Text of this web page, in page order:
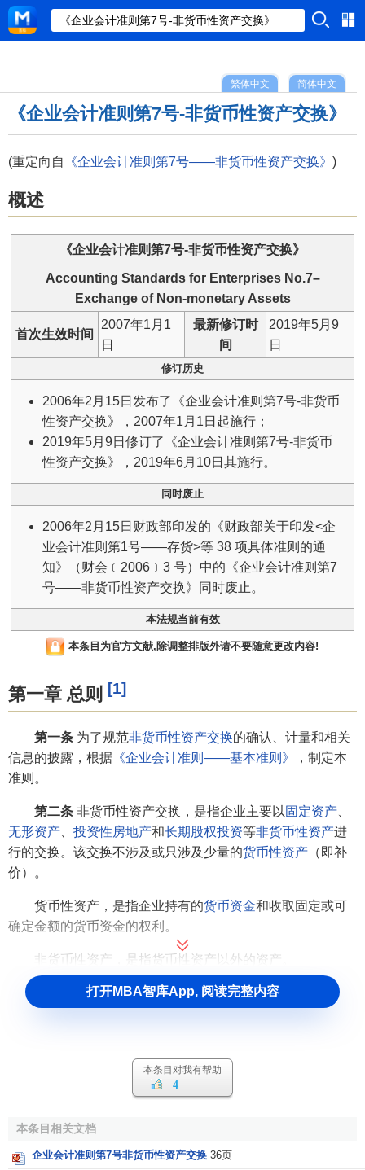
简体中文
繁体中文
《企业会计准则第7号-非货币性资产交换》
(重定向自 《企业会计准则第7号——非货币性资产交换》 )
概述
《企业会计准则第7号-非货币性资产交换》
Accounting Standards for Enterprises No.7–
Exchange of Non-monetary Assets
首次生效时间
2007年1月1
日
最新修订时
间
2019年5月9
日
修订历史
2006年2月15日发布了《企业会计准则第7号-非货币
性资产交换》，2007年1月1日起施行；
2019年5月9日修订了《企业会计准则第7号-非货币
性资产交换》，2019年6月10日其施行。
同时废止
2006年2月15日财政部印发的《财政部关于印发<企
业会计准则第1号——存货>等 38 项具体准则的通
知》（财会﹝2006﹞3 号）中的《企业会计准则第7
号——非货币性资产交换》同时废止。
本法规当前有效
本条目为官方文献,除调整排版外请不要随意更改内容!
第一章 总则 [1]
第一条 为了规范非货币性资产交换的确认、计量和相关
信息的披露，根据 《企业会计准则——基本准则》
，制定本
准则。
第二条 非货币性资产交换，是指企业主要以 固定资产
无形资产
投资性房地产和长期股权投资等非货币性资产进
行的交换。该交换不涉及或只涉及少量的货币性资产 （即补
价）。
货币性资产，是指企业持有的货币资金和收取固定或可
确定金额的货币资金的权利。
非货币性资产，是指货币性资产以外的资产。
本准则适用于所有非货币性资产交换，但下列各
《企业会计准则第 14 号——收入》。
（二）非货币性资产交换中涉及企业合并
业会计准则第 20 号——企业合并》《企业会计准则第 2 号
报表》。
打开MBA智库App, 阅读完整内容
本条目对我有帮助
4
本条目相关文档
企业会计准则第7号非货币性资产交换 36页